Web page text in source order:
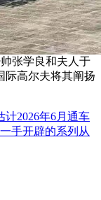
张学良和夫人于
际高尔夫将其阐扬
计2026年6月通车
手开辟的系列从